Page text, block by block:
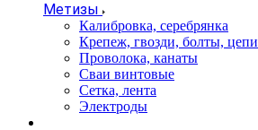
Метизы
Калибровка, серебрянка
Крепеж, гвозди, болты, цепи
Проволока, канаты
Сваи винтовые
Сетка, лента
Электроды